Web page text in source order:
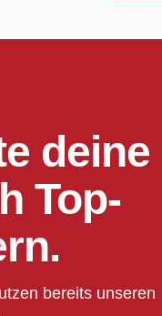
deine
Top-
bereits unseren